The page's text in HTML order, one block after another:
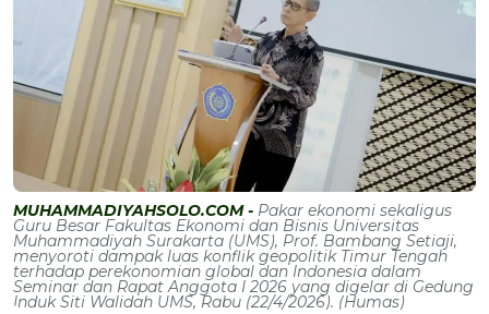
MUHAMMADIYAHSOLO.COM - Pakar ekonomi sekaligus
Guru Besar Fakultas Ekonomi dan Bisnis Universitas
Muhammadiyah Surakarta (UMS), Prof. Bambang Setiaji,
menyoroti dampak luas konflik geopolitik Timur Tengah
terhadap perekonomian global dan Indonesia dalam
Seminar dan Rapat Anggota I 2026 yang digelar di Gedung
Induk Siti Walidah UMS, Rabu (22/4/2026). (Humas)